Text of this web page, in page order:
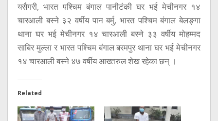
यसैगरी, भारत पश्चिम बंगाल पानीटंकी घर भई मेचीनगर १४
चारआली बस्ने ३२ वर्षीय पान बर्मु, भारत पश्चिम बंगाल बेलङ्गा
थाना घर भई मेचीनगर १४ चारआली बस्ने ३३ वर्षीय मोहम्मद
साबिर मुल्ला र भारत पश्चिम बंगाल बरमपुर थाना घर भई मेचीनगर
१४ चारआली बस्ने ४७ वर्षीय आख्तरुल शेख रहेका छन् ।
Related